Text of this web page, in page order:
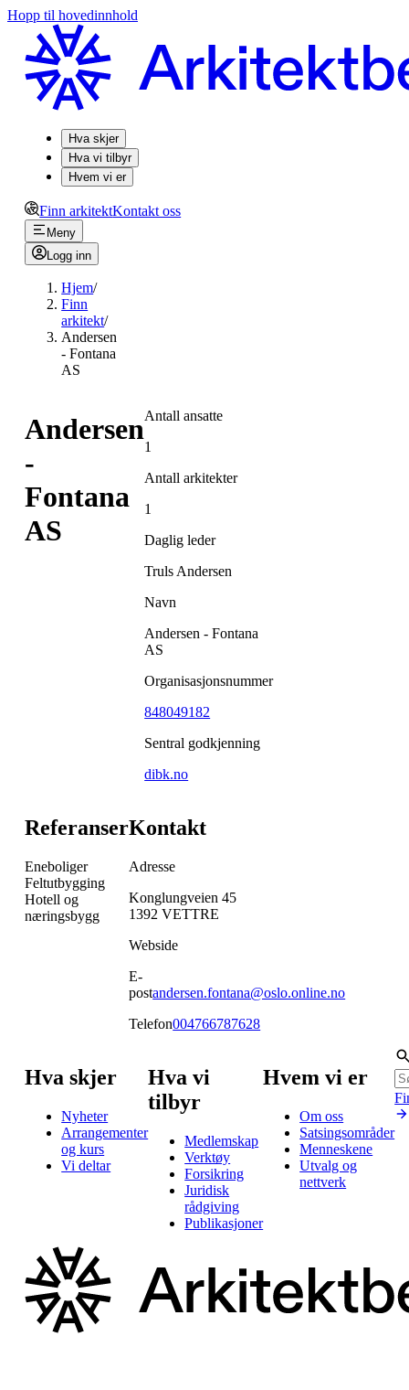
Hopp til hovedinnhold
Hva skjer
Hva vi tilbyr
Hvem vi er
Finn arkitektKontakt oss
Meny
Logg inn
Hjem/
Finn
arkitekt/
Andersen
- Fontana
AS
Andersen
-
Fontana
AS
Antall ansatte
1
Antall arkitekter
1
Daglig leder
Truls Andersen
Navn
Andersen - Fontana
AS
Organisasjonsnummer
848049182
Sentral godkjenning
dibk.no
Referanser
Eneboliger
Feltutbygging
Hotell og
næringsbygg
Kontakt
Adresse
Konglungveien 45
1392 VETTRE
Webside
E-
postandersen.fontana@oslo.online.no
Telefon004766787628
Hva skjer
Nyheter
Arrangementer
og kurs
Vi deltar
Hva vi
tilbyr
Medlemskap
Verktøy
Forsikring
Juridisk
rådgiving
Publikasjoner
Hvem vi er
Om oss
Satsingsområder
Menneskene
Utvalg og
nettverk